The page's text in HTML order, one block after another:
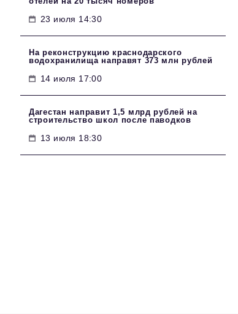
23 июля 14:30
На реконструкцию краснодарского
водохранилища направят 373 млн рублей
14 июля 17:00
Дагестан направит 1,5 млрд рублей на
строительство школ после паводков
13 июля 18:30